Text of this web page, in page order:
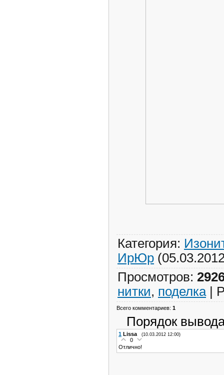
Категория:
ИрЮр
Просмотров:
нитки, поделка|
Всего комментариев: 1
Порядок
1 Lissa (10.03.2012 12:00)
0
Отлично!